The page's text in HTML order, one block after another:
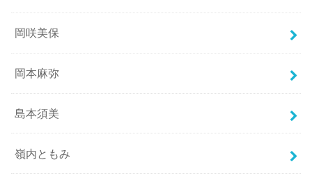
岡咲美保
岡本麻弥
島本須美
嶺内ともみ